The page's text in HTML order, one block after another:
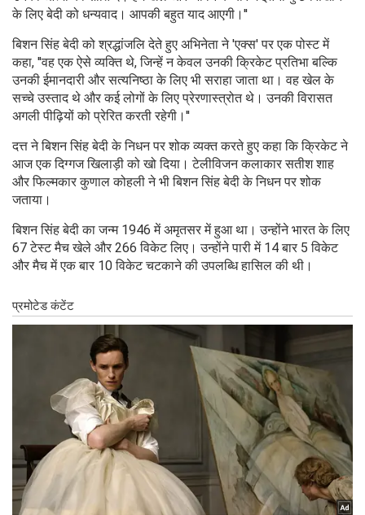
के लिए बेदी को धन्यवाद। आपकी बहुत याद आएगी।''
बिशन सिंह बेदी को श्रद्धांजलि देते हुए अभिनेता ने 'एक्स' पर एक पोस्ट में
कहा, ''वह एक ऐसे व्यक्ति थे, जिन्हें न केवल उनकी क्रिकेट प्रतिभा बल्कि
उनकी ईमानदारी और सत्यनिष्ठा के लिए भी सराहा जाता था। वह खेल के
सच्चे उस्ताद थे और कई लोगों के लिए प्रेरणास्त्रोत थे। उनकी विरासत
अगली पीढ़ियों को प्रेरित करती रहेगी।''
दत्त ने बिशन सिंह बेदी के निधन पर शोक व्यक्त करते हुए कहा कि क्रिकेट ने
आज एक दिग्गज खिलाड़ी को खो दिया। टेलीविजन कलाकार सतीश शाह
और फिल्मकार कुणाल कोहली ने भी बिशन सिंह बेदी के निधन पर शोक
जताया।
बिशन सिंह बेदी का जन्म 1946 में अमृतसर में हुआ था। उन्होंने भारत के लिए
67 टेस्ट मैच खेले और 266 विकेट लिए। उन्होंने पारी में 14 बार 5 विकेट
और मैच में एक बार 10 विकेट चटकाने की उपलब्धि हासिल की थी।